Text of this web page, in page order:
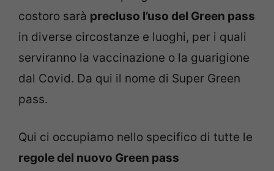
costoro sarà precluso l’uso del Green pass
in diverse circostanze e luoghi, per i quali
serviranno la vaccinazione o la guarigione
dal Covid. Da qui il nome di Super Green
pass.
Qui ci occupiamo nello specifico di tutte le
regole del nuovo Green pass